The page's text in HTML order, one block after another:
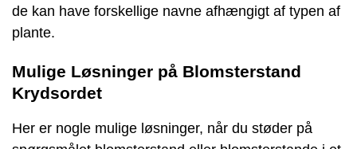
de kan have forskellige navne afhængigt af typen af
plante.
Mulige Løsninger på Blomsterstand
Krydsordet
Her er nogle mulige løsninger, når du støder på